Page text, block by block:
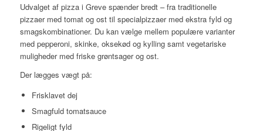
Udvalget af pizza i Greve spænder bredt – fra traditionelle
pizzaer med tomat og ost til specialpizzaer med ekstra fyld og
smagskombinationer. Du kan vælge mellem populære varianter
med pepperoni, skinke, oksekød og kylling samt vegetariske
muligheder med friske grøntsager og ost.
Der lægges vægt på:
Frisklavet dej
Smagfuld tomatsauce
Rigeligt fyld